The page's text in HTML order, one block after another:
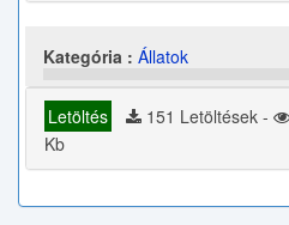
Kategória : Állatok
Letöltés 151 Letöltések -
Kb